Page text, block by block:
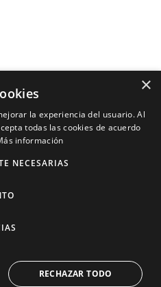
×
la experiencia del usuario. Al
todas las cookies de acuerdo
información
NECESARIAS
RECHAZAR TODO